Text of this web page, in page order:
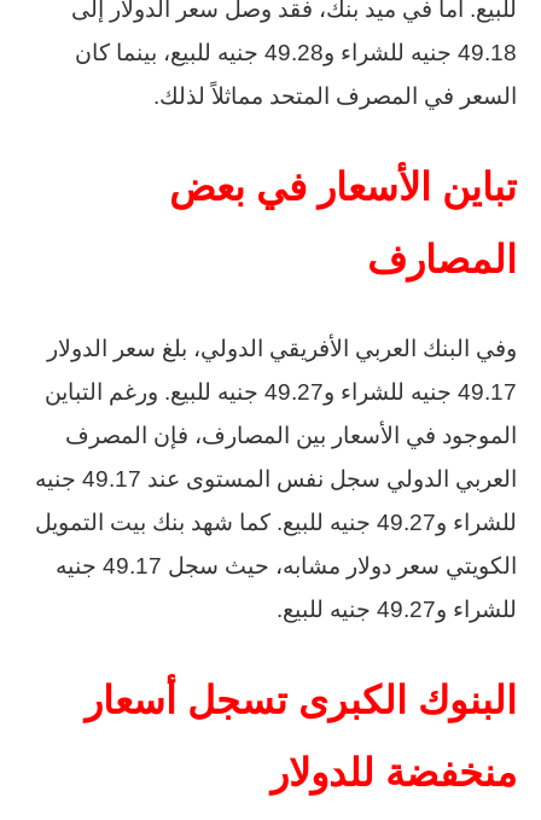
للبيع. أما في ميد بنك، فقد وصل سعر الدولار إلى
49.18 جنيه للشراء و49.28 جنيه للبيع، بينما كان
السعر في المصرف المتحد مماثلاً لذلك.
تباين الأسعار في بعض
المصارف
وفي البنك العربي الأفريقي الدولي، بلغ سعر الدولار
49.17 جنيه للشراء و49.27 جنيه للبيع. ورغم التباين
الموجود في الأسعار بين المصارف، فإن المصرف
العربي الدولي سجل نفس المستوى عند 49.17 جنيه
للشراء و49.27 جنيه للبيع. كما شهد بنك بيت التمويل
الكويتي سعر دولار مشابه، حيث سجل 49.17 جنيه
للشراء و49.27 جنيه للبيع.
البنوك الكبرى تسجل أسعار
منخفضة للدولار